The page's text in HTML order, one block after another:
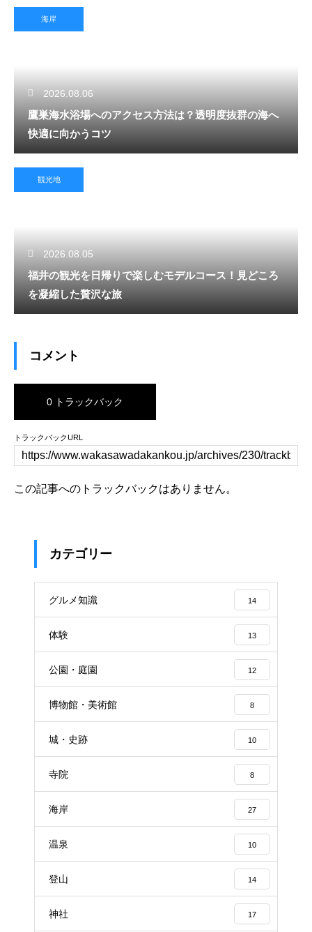
海岸
2026.08.06
鷹巣海水浴場へのアクセス方法は？透明度抜群の海へ
快適に向かうコツ
観光地
2026.08.05
福井の観光を日帰りで楽しむモデルコース！見どころ
を凝縮した贅沢な旅
コメント
0 トラックバック
トラックバックURL
この記事へのトラックバックはありません。
カテゴリー
グルメ知識 14
体験 13
公園・庭園 12
博物館・美術館 8
城・史跡 10
寺院 8
海岸 27
温泉 10
登山 14
神社 17